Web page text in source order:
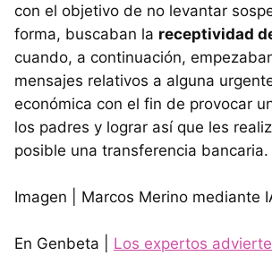
con el objetivo de no levantar
forma, buscaban la receptividad
cuando, a continuación,
mensajes relativos a alguna
económica con el fin de provocar
los padres y lograr así que les
posible una transferencia bancaria.
Imagen | Marcos Merino mediante
En Genbeta | Los expertos